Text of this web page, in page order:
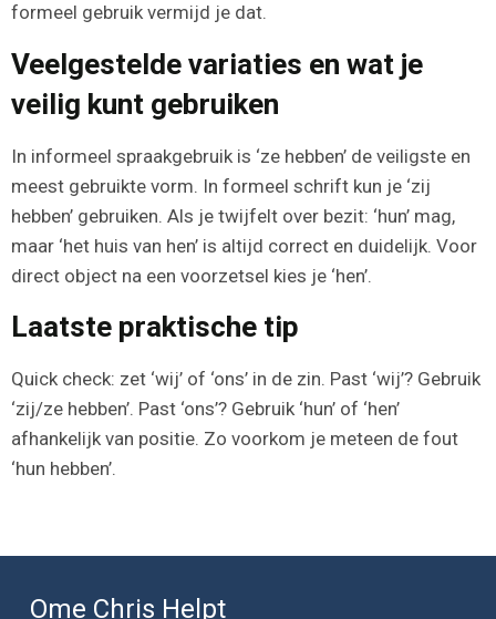
formeel gebruik vermijd je dat.
Veelgestelde variaties en wat je
veilig kunt gebruiken
In informeel spraakgebruik is ‘ze hebben’ de veiligste en
meest gebruikte vorm. In formeel schrift kun je ‘zij
hebben’ gebruiken. Als je twijfelt over bezit: ‘hun’ mag,
maar ‘het huis van hen’ is altijd correct en duidelijk. Voor
direct object na een voorzetsel kies je ‘hen’.
Laatste praktische tip
Quick check: zet ‘wij’ of ‘ons’ in de zin. Past ‘wij’? Gebruik
‘zij/ze hebben’. Past ‘ons’? Gebruik ‘hun’ of ‘hen’
afhankelijk van positie. Zo voorkom je meteen de fout
‘hun hebben’.
Ome Chris Helpt